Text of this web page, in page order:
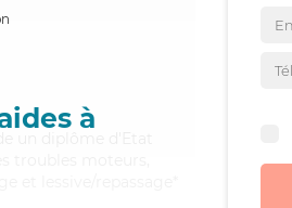
à
un diplôme d'Etat
troubles moteurs,